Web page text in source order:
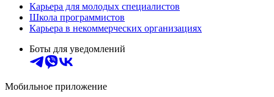
Карьера для молодых специалистов
Школа программистов
Карьера в некоммерческих организациях
Боты для уведомлений
Мобильное приложение